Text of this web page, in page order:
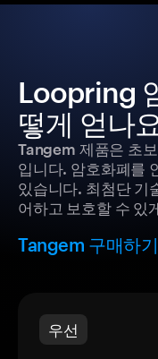
Loopring
떻게 얻나
Tangem 제품은 초
입니다. 암호화폐를
있습니다. 최첨단 기
어하고 보호할 수 있
Tangem 구매하기
우선